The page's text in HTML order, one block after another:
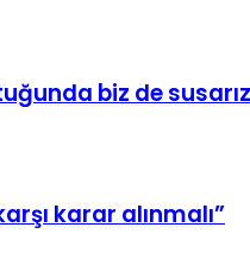
biz de
karar alınmalı”